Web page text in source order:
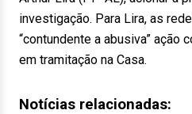
investigação. Para Lira, as
“contundente a abusiva” ação
em tramitação na Casa.
Notícias relacionadas: